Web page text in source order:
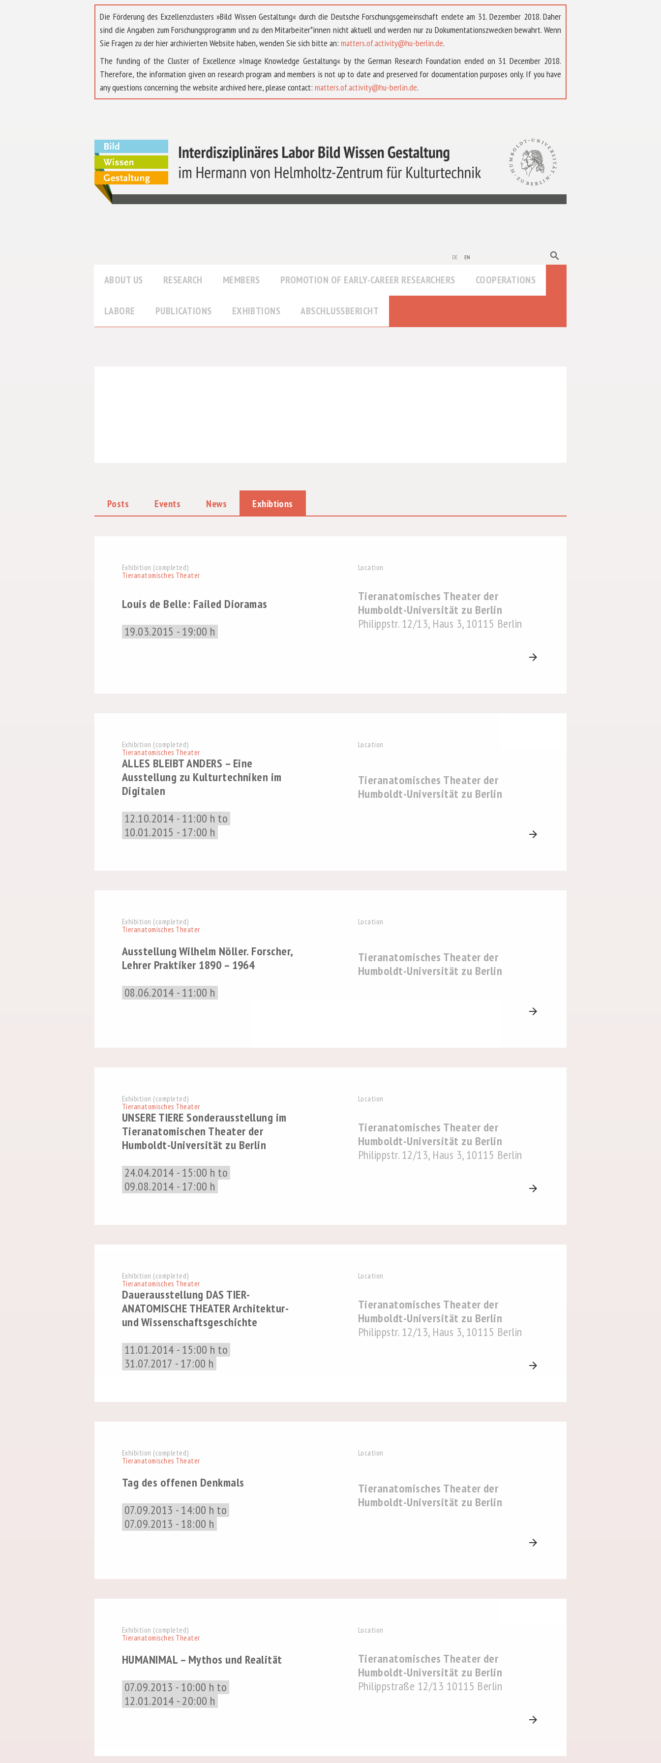
Die Förderung des Exzellenzclusters »Bild Wissen Gestaltung« durch die Deutsche Forschungsgemeinschaft endete am 31. Dezember 2018. Daher
sind die Angaben zum Forschungsprogramm und zu den Mitarbeiter*innen nicht aktuell und werden nur zu Dokumentationszwecken bewahrt. Wenn
Sie Fragen zu der hier archivierten Website haben, wenden Sie sich bitte an: matters.of.activity@hu-berlin.de.
The funding of the Cluster of Excellence »Image Knowledge Gestaltung« by the German Research Foundation ended on 31 December 2018.
Therefore, the information given on research program and members is not up to date and preserved for documentation purposes only. If you have
any questions concerning the website archived here, please contact: matters.of.activity@hu-berlin.de.
de en search
ABOUT US RESEARCH MEMBERS PROMOTION OF EARLY-CAREER RESEARCHERS COOPERATIONS
LABORE PUBLICATIONS EXHIBTIONS ABSCHLUSSBERICHT
Posts Events News Exhibtions
Exhibition (completed)
Tieranatomisches Theater
Louis de Belle: Failed Dioramas
19.03.2015 - 19:00 h
Location
Tieranatomisches Theater der
Humboldt-Universität zu Berlin
Philippstr. 12/13, Haus 3, 10115 Berlin
arrow_forward
Exhibition (completed)
Tieranatomisches Theater
ALLES BLEIBT ANDERS – Eine
Ausstellung zu Kulturtechniken im
Digitalen
12.10.2014 - 11:00 h to
10.01.2015 - 17:00 h
Location
Tieranatomisches Theater der
Humboldt-Universität zu Berlin
arrow_forward
Exhibition (completed)
Tieranatomisches Theater
Ausstellung Wilhelm Nöller. Forscher,
Lehrer Praktiker 1890 – 1964
08.06.2014 - 11:00 h
Location
Tieranatomisches Theater der
Humboldt-Universität zu Berlin
arrow_forward
Exhibition (completed)
Tieranatomisches Theater
UNSERE TIERE Sonderausstellung im
Tieranatomischen Theater der
Humboldt-Universität zu Berlin
24.04.2014 - 15:00 h to
09.08.2014 - 17:00 h
Location
Tieranatomisches Theater der
Humboldt-Universität zu Berlin
Philippstr. 12/13, Haus 3, 10115 Berlin
arrow_forward
Exhibition (completed)
Tieranatomisches Theater
Dauerausstellung DAS TIER­
ANATOMISCHE THEATER Architektur-
und Wissenschaftsgeschichte
11.01.2014 - 15:00 h to
31.07.2017 - 17:00 h
Location
Tieranatomisches Theater der
Humboldt-Universität zu Berlin
Philippstr. 12/13, Haus 3, 10115 Berlin
arrow_forward
Exhibition (completed)
Tieranatomisches Theater
Tag des offenen Denkmals
07.09.2013 - 14:00 h to
07.09.2013 - 18:00 h
Location
Tieranatomisches Theater der
Humboldt-Universität zu Berlin
arrow_forward
Exhibition (completed)
Tieranatomisches Theater
HUMANIMAL – Mythos und Realität
07.09.2013 - 10:00 h to
12.01.2014 - 20:00 h
Location
Tieranatomisches Theater der
Humboldt-Universität zu Berlin
Philippstraße 12/13 10115 Berlin
arrow_forward